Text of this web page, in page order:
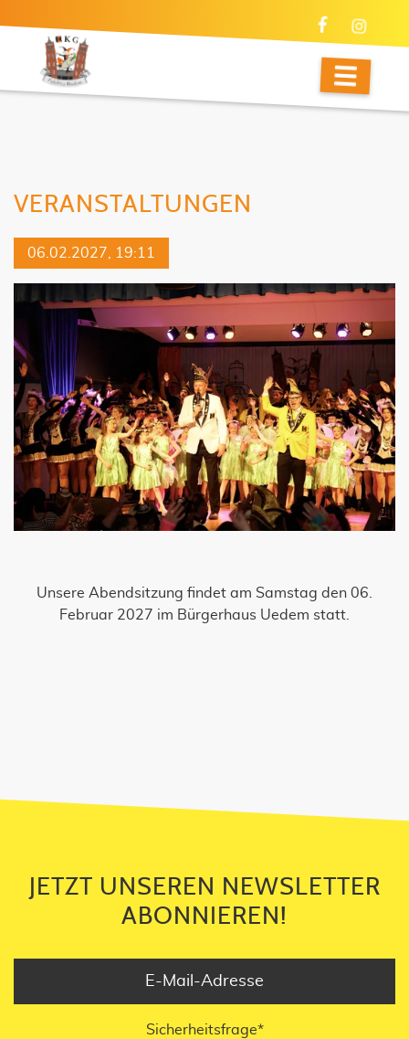
VERANSTALTUNGEN
06.02.2027, 19:11
Unsere Abendsitzung findet am Samstag den 06.
Februar 2027 im Bürgerhaus Uedem statt.
JETZT UNSEREN NEWSLETTER
ABONNIEREN!
Sicherheitsfrage*